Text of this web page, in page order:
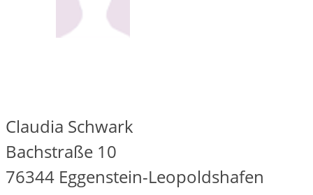
Claudia Schwark
Bachstraße 10
76344 Eggenstein-Leopoldshafen